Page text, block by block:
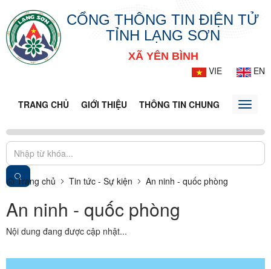
CỔNG THÔNG TIN ĐIỆN TỬ
TỈNH LẠNG SƠN
XÃ YÊN BÌNH
VIE
EN
TRANG CHỦ GIỚI THIỆU THÔNG TIN CHUNG DOANH
Toggle
Trang chủ Tin tức - Sự kiện An ninh - quốc phòng
An ninh - quốc phòng
Nội dung đang được cập nhật...